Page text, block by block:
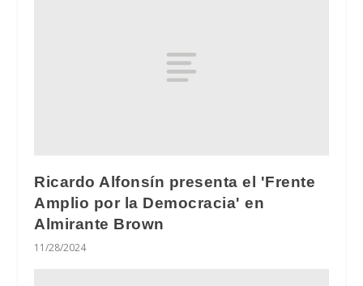
Ricardo Alfonsín presenta el 'Frente
Amplio por la Democracia' en
Almirante Brown
11/28/2024